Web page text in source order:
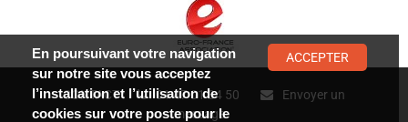
CONTACT : 01 47 01 34 50
Envoyer un
message
En poursuivant votre navigation
sur notre site vous acceptez
l’installation et l’utilisation de
cookies sur votre poste pour le
ACCEPTER